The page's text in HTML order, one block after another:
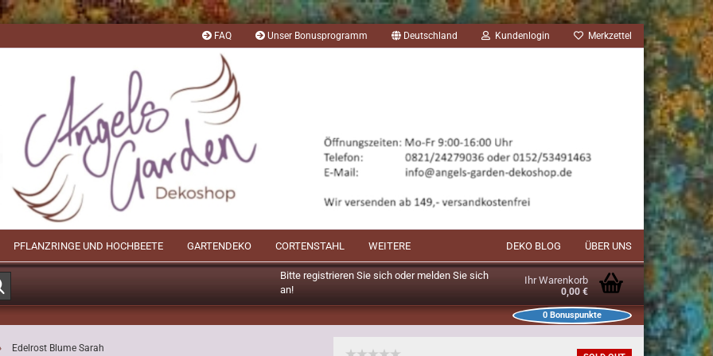
FAQ Unser Bonusprogramm Deutschland Kundenlogin Merkzettel
Bitte registrieren Sie sich oder melden Sie sich
an!
Ihr Warenkorb
0,00 €
0 Bonuspunkte
PFLANZRINGE UND HOCHBEETE GARTENDEKO CORTENSTAHL DEKO BLOG ÜBER UNS
WEITERE
Edelrost Blume Sarah